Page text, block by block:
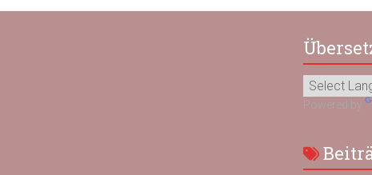
Powered by